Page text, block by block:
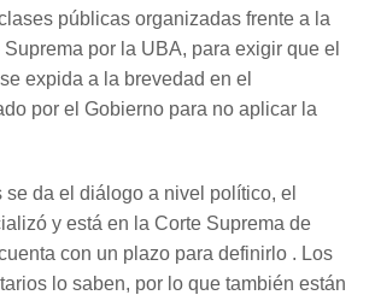
públicas organizadas frente a la
por la UBA, para exigir que el
expida a la brevedad en el
por el Gobierno para no aplicar la
se da el diálogo a nivel político, el
y está en la Corte Suprema de
con un plazo para definirlo . Los
lo saben, por lo que también están